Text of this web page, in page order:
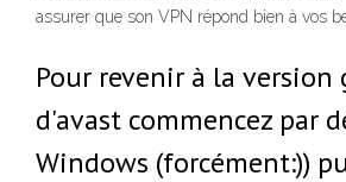
assurer que son VPN répond bien à vos
Pour revenir à la
d'avast commencez par
Windows (forcément:))